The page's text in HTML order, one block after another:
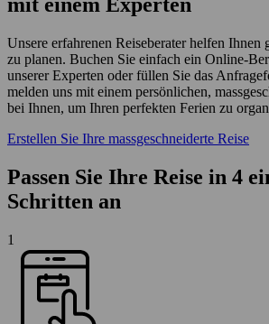
mit einem Experten
Unsere erfahrenen Reiseberater helfen Ihnen
zu planen. Buchen Sie einfach ein Online-
unserer Experten oder füllen Sie das
melden uns mit einem persönlichen,
bei Ihnen, um Ihren perfekten Ferien zu
Erstellen Sie Ihre massgeschneiderte Reise
Passen Sie Ihre Reise in 4
Schritten an
1